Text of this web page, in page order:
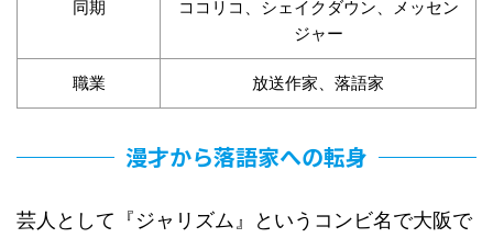
同期
ココリコ、シェイクダウン、メッセン
ジャー
職業 放送作家、落語家
漫才から落語家への転身
芸人として『ジャリズム』というコンビ名で大阪で